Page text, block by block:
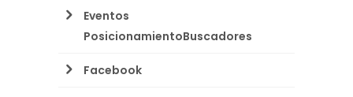
Eventos
PosicionamientoBuscadores
Facebook